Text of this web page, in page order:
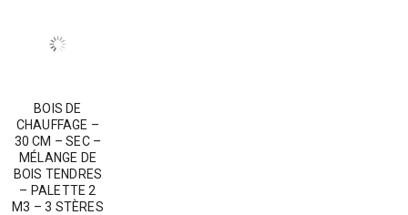
BOIS DE
CHAUFFAGE –
30 CM – SEC –
MÉLANGE DE
BOIS TENDRES
– PALETTE 2
M3 – 3 STÈRES